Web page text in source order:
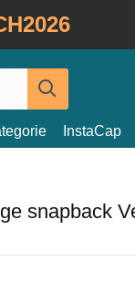
InstaCap
snapback